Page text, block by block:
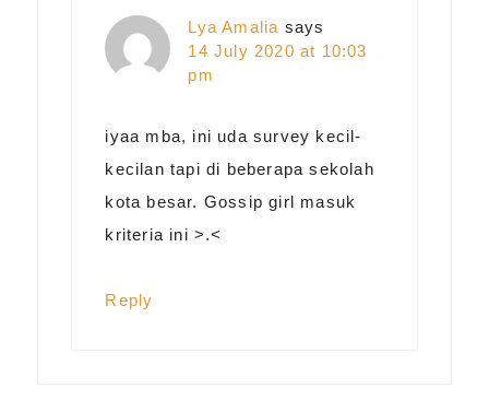
Lya Amalia says
14 July 2020 at 10:03
pm
iyaa mba, ini uda survey kecil-
kecilan tapi di beberapa sekolah
kota besar. Gossip girl masuk
kriteria ini >.<
Reply